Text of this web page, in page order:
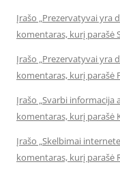
Įrašo „Prezervatyvai yra
komentaras, kurį parašė
Įrašo „Prezervatyvai yra
komentaras, kurį parašė
Įrašo „Svarbi
komentaras, kurį parašė
Įrašo „Skelbimai
komentaras, kurį parašė